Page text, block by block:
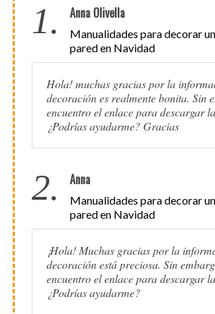
1. Anna Olivella
Manualidades para decorar
pared en Navidad
Hola! muchas gracias por la
decoración es realmente bonita. Sin
encuentro el enlace para descargar
¿Podrías ayudarme? Gracias
2. Anna
Manualidades para decorar
pared en Navidad
¡Hola! Muchas gracias por la
decoración está preciosa. Sin
encuentro el enlace para descargar
¿Podrías ayudarme?